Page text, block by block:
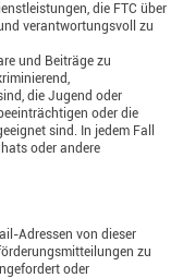
die FTC über
verantwortungsvoll zu
und Beiträge zu
die Jugend oder
oder die
sind. In jedem Fall
oder andere
Adressen von dieser
zu
oder